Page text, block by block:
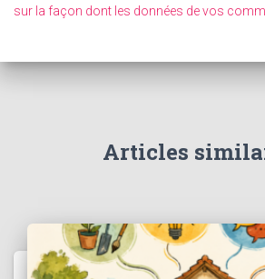
sur la façon dont les données de vos
Articles